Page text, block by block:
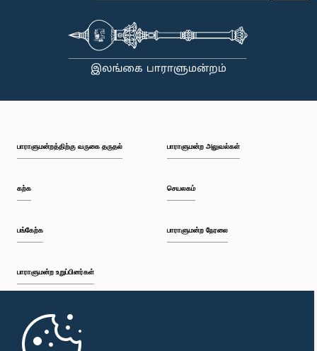
பாராளுமன்றத்திற்கு வருகை தருதல்
கற்க
பங்கேற்க
பாராளுமன்ற உறுப்பினர்கள்
முதற்பக்கம்
பாராளுமன்ற அலுவல்கள்
செயலகம்
பாராளுமன்ற நேரலை